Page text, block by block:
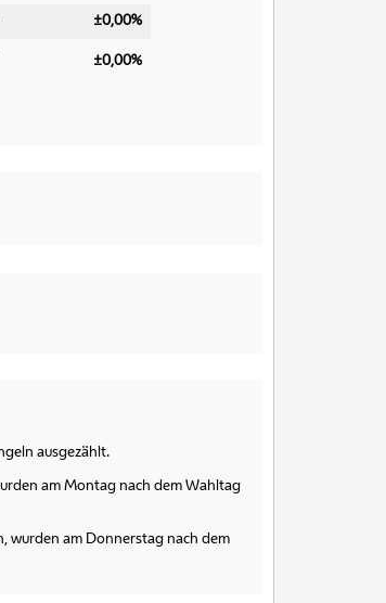
±0,00%
±0,00%
ausgezählt.
am Montag nach dem Wahltag
wurden am Donnerstag nach dem